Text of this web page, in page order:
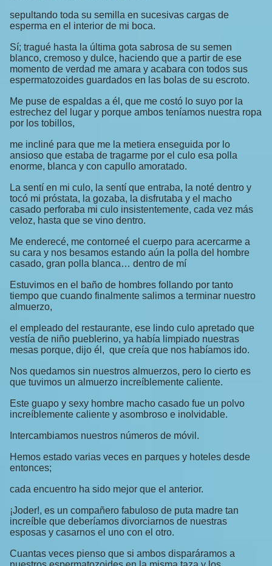
sepultando toda su semilla en sucesivas cargas de
esperma en el interior de mi boca.
Sí; tragué hasta la última gota sabrosa de su semen
blanco, cremoso y dulce, haciendo que a partir de ese
momento de verdad me amara y acabara con todos sus
espermatozoides guardados en las bolas de su escroto.
Me puse de espaldas a él, que me costó lo suyo por la
estrechez del lugar y porque ambos teníamos nuestra ropa
por los tobillos,
me incliné para que me la metiera enseguida por lo
ansioso que estaba de tragarme por el culo esa polla
enorme, blanca y con capullo amoratado.
La sentí en mi culo, la sentí que entraba, la noté dentro y
tocó mi próstata, la gozaba, la disfrutaba y el macho
casado perforaba mi culo insistentemente, cada vez más
veloz, hasta que se vino dentro.
Me enderecé, me contorneé el cuerpo para acercarme a
su cara y nos besamos estando aún la polla del hombre
casado, gran polla blanca… dentro de mí
Estuvimos en el baño de hombres follando por tanto
tiempo que cuando finalmente salimos a terminar nuestro
almuerzo,
el empleado del restaurante, ese lindo culo apretado que
vestía de niño pueblerino, ya había limpiado nuestras
mesas porque, dijo él, que creía que nos habíamos ido.
Nos quedamos sin nuestros almuerzos, pero lo cierto es
que tuvimos un almuerzo increíblemente caliente.
Este guapo y sexy hombre macho casado fue un polvo
increíblemente caliente y asombroso e inolvidable.
Intercambiamos nuestros números de móvil.
Hemos estado varias veces en parques y hoteles desde
entonces;
cada encuentro ha sido mejor que el anterior.
¡Joder!, es un compañero fabuloso de puta madre tan
increíble que deberíamos divorciarnos de nuestras
esposas y casarnos el uno con el otro.
Cuantas veces pienso que si ambos disparáramos a